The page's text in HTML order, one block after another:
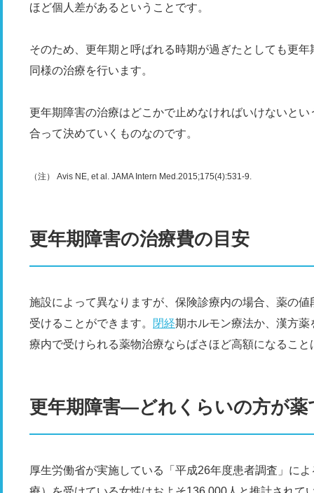
ほど個人差があるということです。
そのため、更年期と呼ばれる時期が過ぎたとしても更
同様の治療を行います。
更年期障害の治療はどこかで止めなければいけないと
合って決めていくものなのです。
（注） Avis NE, et al. JAMA Intern Med.2015;175(4):531-9.
更年期障害の治療費の目安
施設によって異なりますが、保険診療内の場合、薬の
受けることができます。
閉経期ホルモン療法か、漢方
療内で受けられる薬物治療ならばさほど高額になること
更年期障害―どれくらいの方が薬
厚生労働省が実施している「平成26年度患者調査」によ